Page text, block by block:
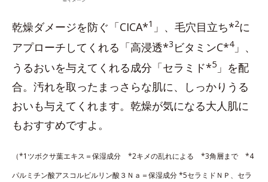
乾燥ダメージを防ぐ「CICA*1 」、毛穴目立ち*2に
アプローチしてくれる「高浸透*3 ビタミンC*4」、
うるおいを与えてくれる成分「セラミド*5 」を配
合。汚れを取ったまっさらな肌に、しっかりうる
おいも与えてくれます。乾燥が気になる大人肌に
もおすすめですよ。
（*1ツボクサ葉エキス＝保湿成分 *2キメの乱れによる *3角層まで *4
パルミチン酸アスコルビルリン酸３Ｎａ＝保湿成分 *5セラミドＮＰ、セラ